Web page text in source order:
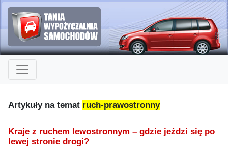
Artykuły na temat ruch-prawostronny
Kraje z ruchem lewostronnym – gdzie jeździ się po
lewej stronie drogi?